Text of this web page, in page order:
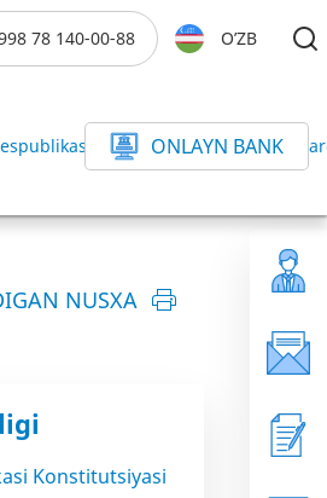
78 140-00-88 O’ZB
Vazirlar Mahkamasining
ONLAYN BANK
NUSXA
Konstitutsiyasi